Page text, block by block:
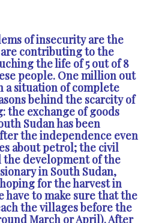
of insecurity are the
contributing to the
the life of 5 out of 8
people. One million out
a situation of complete
behind the scarcity of
the exchange of goods
Sudan has been
the independence even
about petrol; the civil
development of the
in South Sudan,
for the harvest in
have to make sure that the
the villages before the
March or April). After